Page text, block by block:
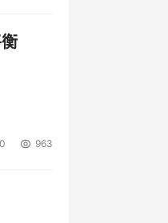
图景。
市场
解决
及
系列智
0 963